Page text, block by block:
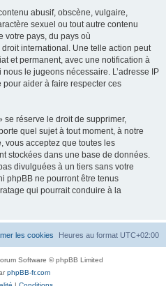
abusif, obscène, vulgaire,
sexuel ou tout autre contenu
votre pays, du pays où
international. Une telle action peut
et permanent, avec une notification à
le jugeons nécessaire. L’adresse IP
aider à faire respecter ces
se réserve le droit de supprimer,
quel sujet à tout moment, à notre
vous acceptez que toutes les
stockées dans une base de données.
divulguées à un tiers sans votre
phpBB ne pourront être tenus
qui pourrait conduire à la
Heures au format UTC+02:00
les cookies
Software © phpBB Limited
phpBB-fr.com